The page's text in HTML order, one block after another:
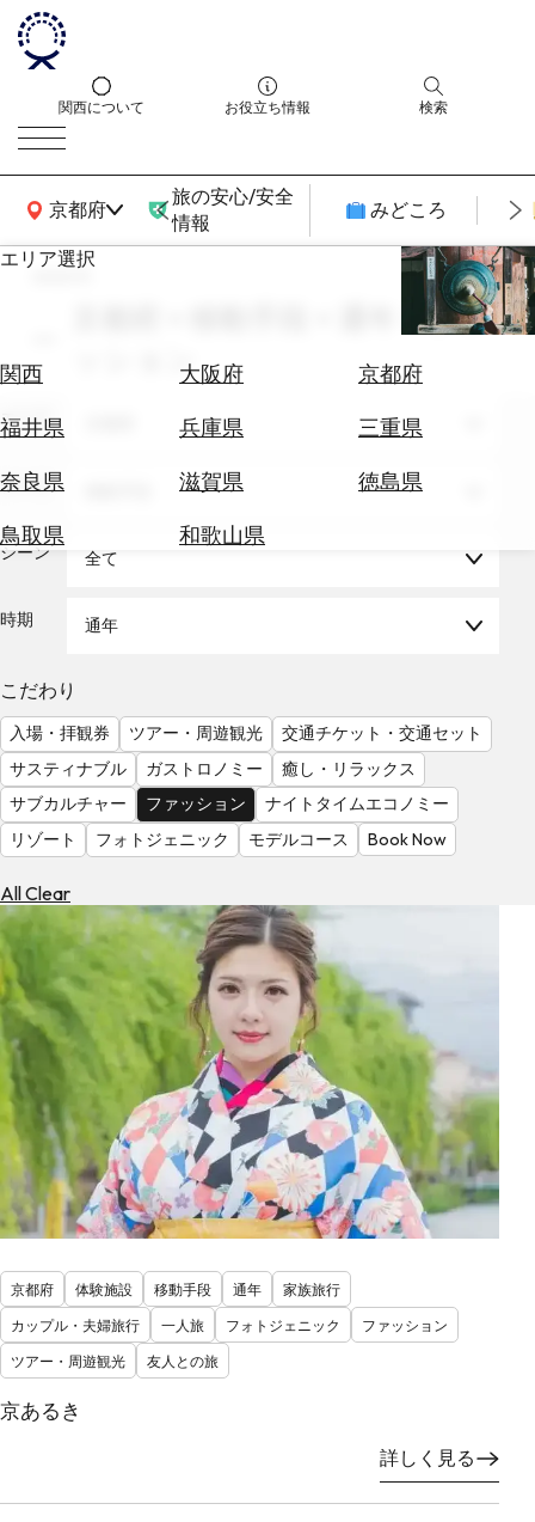
関西について お役立ち情報 検索
京都府
関西広域MAP
旅の安心/安全
情報
みどころ
エリア選択
関西 大阪府
京都府
福井県
兵庫県
三重県
奈良県
滋賀県
徳島県
鳥取県
和歌山県
エ
券
テ
を
る
気
を
見
る
search
京都府 × 移動手段 × 通年 × ファ
ッション
エリア
テーマ
シーン 全て
時期 通年
こだわり
入場・拝観券 ツアー・周遊観光
交通チケット・交通セット
サスティナブル
ガストロノミー
癒し・リラックス
サブカルチャー
ファッション
ナイトタイムエコノミー
リゾート
フォトジェニック モデルコース Book Now
All Clear
京都府 体験施設 移動手段 通年
家族旅行
カップル・夫婦旅行
一人旅 フォトジェニック
ファッション
ツアー・周遊観光
友人との旅
京あるき
詳しく見る